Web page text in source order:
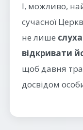
І, можливо,
сучасної
не лише
відкривати
щоб давня
досвідом